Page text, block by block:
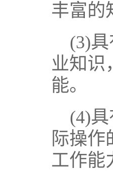
丰富的
(3)
业知识
能。
(4)
际操
工作能